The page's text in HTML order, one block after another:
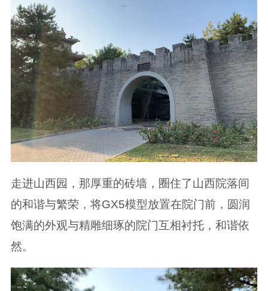
走进山西园，那厚重的砖墙，圈住了山西院落间
的和谐与繁荣，将GX5模型放置在院门前，圆润
饱满的外观与精雕细琢的院门互相衬托，和谐依
然。